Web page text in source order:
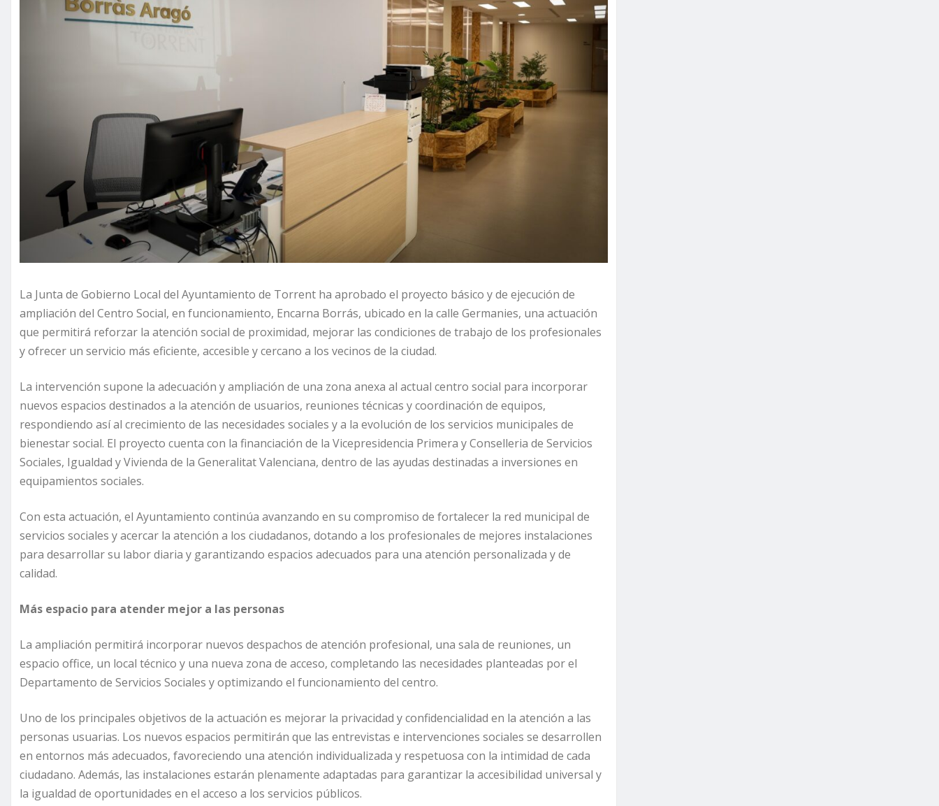
La Junta de Gobierno Local del Ayuntamiento de Torrent ha aprobado el proyecto básico y de ejecución de
ampliación del Centro Social, en funcionamiento, Encarna Borrás, ubicado en la calle Germanies, una actuación
que permitirá reforzar la atención social de proximidad, mejorar las condiciones de trabajo de los profesionales
y ofrecer un servicio más eficiente, accesible y cercano a los vecinos de la ciudad.
La intervención supone la adecuación y ampliación de una zona anexa al actual centro social para incorporar
nuevos espacios destinados a la atención de usuarios, reuniones técnicas y coordinación de equipos,
respondiendo así al crecimiento de las necesidades sociales y a la evolución de los servicios municipales de
bienestar social. El proyecto cuenta con la financiación de la Vicepresidencia Primera y Conselleria de Servicios
Sociales, Igualdad y Vivienda de la Generalitat Valenciana, dentro de las ayudas destinadas a inversiones en
equipamientos sociales.
Con esta actuación, el Ayuntamiento continúa avanzando en su compromiso de fortalecer la red municipal de
servicios sociales y acercar la atención a los ciudadanos, dotando a los profesionales de mejores instalaciones
para desarrollar su labor diaria y garantizando espacios adecuados para una atención personalizada y de
calidad.
Más espacio para atender mejor a las personas
La ampliación permitirá incorporar nuevos despachos de atención profesional, una sala de reuniones, un
espacio office, un local técnico y una nueva zona de acceso, completando las necesidades planteadas por el
Departamento de Servicios Sociales y optimizando el funcionamiento del centro.
Uno de los principales objetivos de la actuación es mejorar la privacidad y confidencialidad en la atención a las
personas usuarias. Los nuevos espacios permitirán que las entrevistas e intervenciones sociales se desarrollen
en entornos más adecuados, favoreciendo una atención individualizada y respetuosa con la intimidad de cada
ciudadano. Además, las instalaciones estarán plenamente adaptadas para garantizar la accesibilidad universal y
la igualdad de oportunidades en el acceso a los servicios públicos.